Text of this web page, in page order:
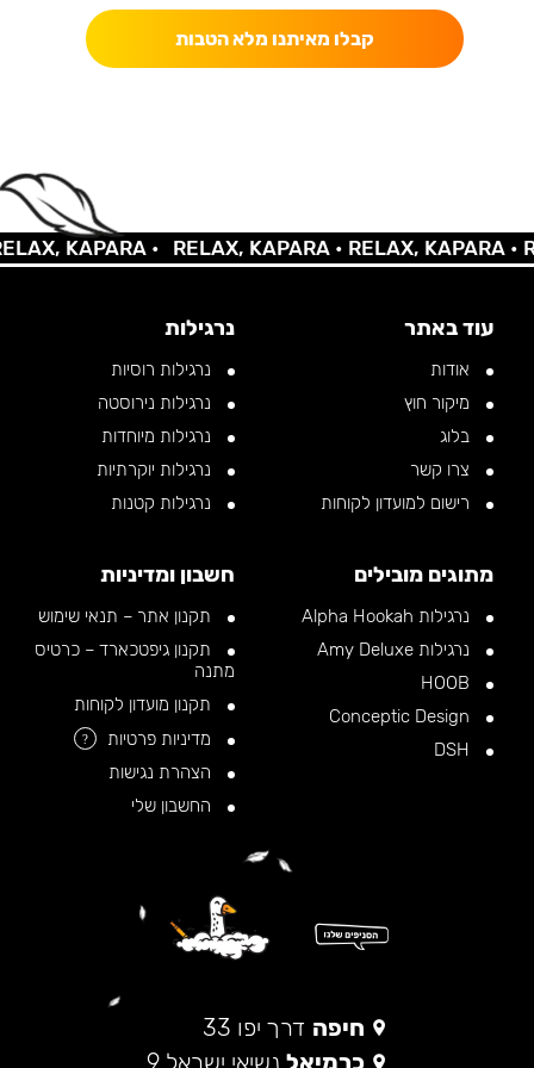
קבלו מאיתנו מלא הטבות
KAPARA • RELAX, KAPARA •RELAX, KAPARA •
עוד באתר
אודות
מיקור חוץ
בלוג
צרו קשר
רישום למועדון לקוחות
נרגילות
נרגילות רוסיות
נרגילות נירוסטה
נרגילות מיוחדות
נרגילות יוקרתיות
נרגילות קטנות
מתוגים מובילים
נרגילות Alpha Hookah
נרגילות Amy Deluxe
חשבון ומדיניות
תקנון אתר – תנאי שימוש
תקנון גיפטכארד – כרטיס
מתנה
תקנון מועדון לקוחות
מדיניות פרטיות
?
הצהרת נגישות
החשבון שלי
חיפה דרך יפו 33
כרמיאל נשיאי ישראל 9